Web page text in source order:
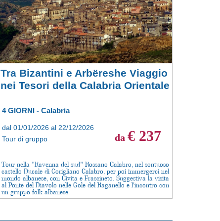
dal 01/01/2026 al 22/12/2026
Tra Bizantini e Arbëreshe Viaggio
nei Tesori della Calabria Orientale
4 GIORNI - Calabria
Tour di gruppo
Tour nella "Ravenna del sud" Rossano Calabro, nel sontuoso
castello Ducale di Corigliano Calabro, per poi immergerci nel
mondo albanese, con Civita e Frascineto. Suggestiva la visita
al Ponte del Diavolo nelle Gole del Raganello e l'incontro con
un gruppo folk albanese.
da € 237